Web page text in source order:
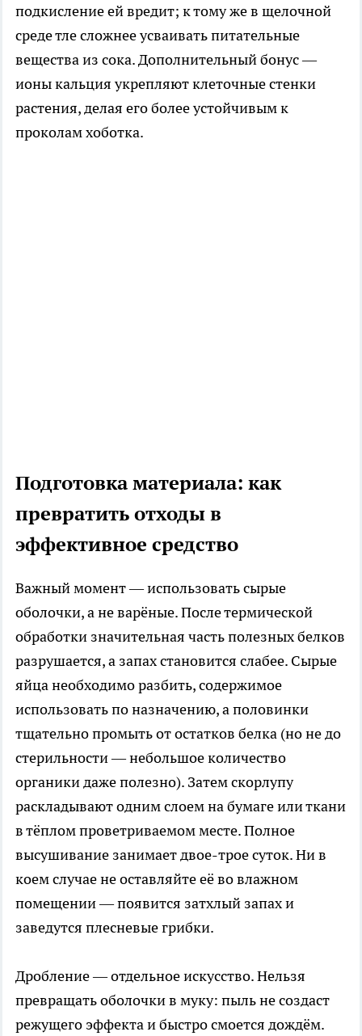
подкисление ей вредит; к тому же в щелочной
среде тле сложнее усваивать питательные
вещества из сока. Дополнительный бонус —
ионы кальция укрепляют клеточные стенки
растения, делая его более устойчивым к
проколам хоботка.
Подготовка материала: как
превратить отходы в
эффективное средство
Важный момент — использовать сырые
оболочки, а не варёные. После термической
обработки значительная часть полезных белков
разрушается, а запах становится слабее. Сырые
яйца необходимо разбить, содержимое
использовать по назначению, а половинки
тщательно промыть от остатков белка (но не до
стерильности — небольшое количество
органики даже полезно). Затем скорлупу
раскладывают одним слоем на бумаге или ткани
в тёплом проветриваемом месте. Полное
высушивание занимает двое-трое суток. Ни в
коем случае не оставляйте её во влажном
помещении — появится затхлый запах и
заведутся плесневые грибки.
Дробление — отдельное искусство. Нельзя
превращать оболочки в муку: пыль не создаст
режущего эффекта и быстро смоется дождём.